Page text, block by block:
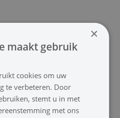
×
maakt gebruik
cookies om uw
te verbeteren. Door
stemt u in met
met ons